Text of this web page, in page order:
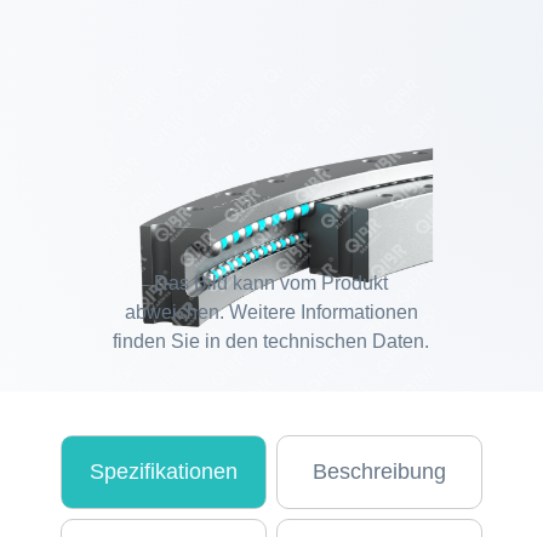
Das Bild kann vom Produkt
abweichen. Weitere Informationen
finden Sie in den technischen Daten.
Spezifikationen Beschreibung